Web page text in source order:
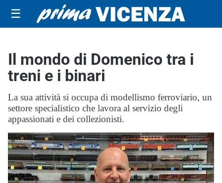
☰
Il mondo di Domenico tra i
treni e i binari
La sua attività si occupa di modellismo ferroviario, un
settore specialistico che lavora al servizio degli
appassionati e dei collezionisti.